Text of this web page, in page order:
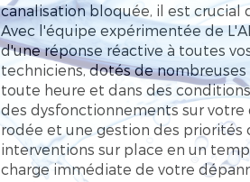
canalisation bloquée, il est crucial
Avec l'équipe expérimentée de
d'une réponse réactive à toutes
techniciens, dotés de
toute heure et dans des
des dysfonctionnements sur
rodée et une gestion des priorités
interventions sur place en un
charge immédiate de votre